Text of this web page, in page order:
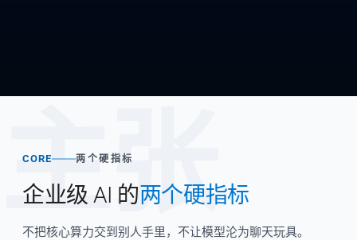
主张
CORE 两个硬指标
企业级 AI 的两个硬指标
不把核心算力交到别人手里，不让模型沦为聊天玩具。